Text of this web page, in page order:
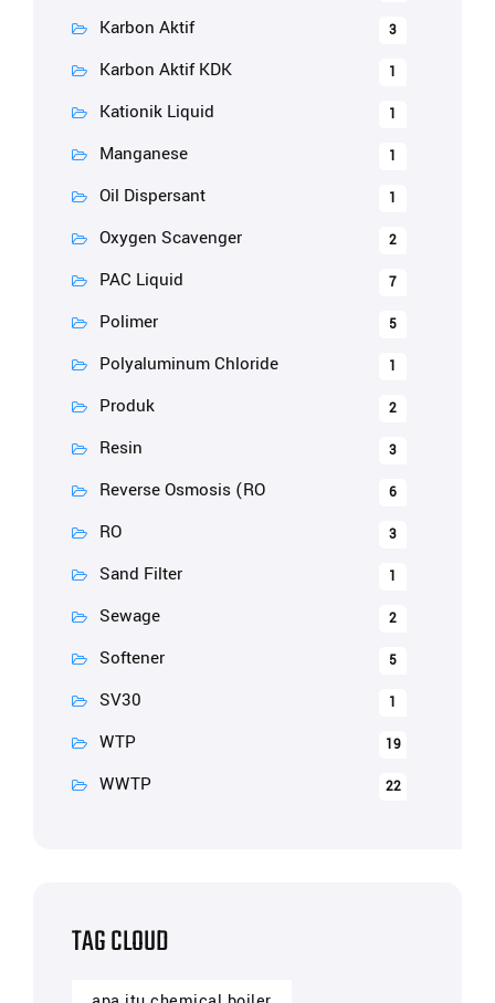
Karbon Aktif 3
Karbon Aktif KDK 1
Kationik Liquid 1
Manganese 1
Oil Dispersant 1
Oxygen Scavenger 2
PAC Liquid 7
Polimer 5
Polyaluminum Chloride 1
Produk 2
Resin 3
Reverse Osmosis (RO 6
RO 3
Sand Filter 1
Sewage 2
Softener 5
SV30 1
WTP 19
WWTP 22
TAG CLOUD